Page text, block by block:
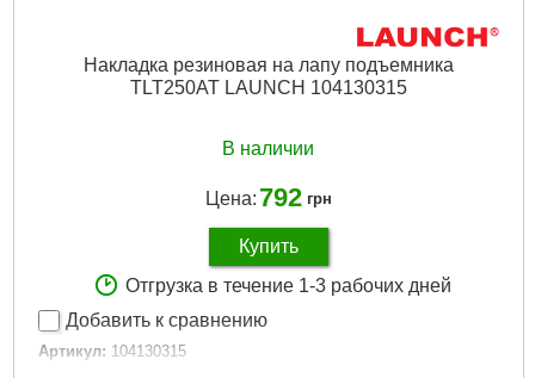
Накладка резиновая на лапу подъемника
TLT250AT LAUNCH 104130315
В наличии
Цена: 792 грн
Купить
Отгрузка в течение 1-3 рабочих дней
Добавить к сравнению
Артикул: 104130315